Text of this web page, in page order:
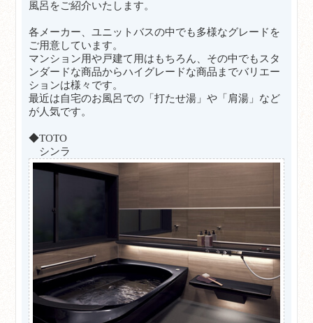
風呂をご紹介いたします。
各メーカー、ユニットバスの中でも多様なグレードを
ご用意しています。
マンション用や戸建て用はもちろん、その中でもスタ
ンダードな商品からハイグレードな商品までバリエー
ションは様々です。
最近は自宅のお風呂での「打たせ湯」や「肩湯」など
が人気です。
◆TOTO
シンラ